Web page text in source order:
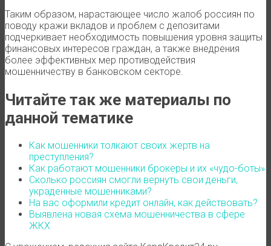
Таким образом, нарастающее число жалоб россиян по
поводу кражи вкладов и проблем с депозитами
подчеркивает необходимость повышения уровня защиты
финансовых интересов граждан, а также внедрения
более эффективных мер противодействия
мошенничеству в банковском секторе.
Читайте так же материалы по
данной тематике
Как мошенники толкают своих жертв на
преступления?
Как работают мошенники брокеры и их «чудо-боты»
Сколько россиян смогли вернуть свои деньги,
украденные мошенниками?
На вас оформили кредит онлайн, как действовать?
Выявлена новая схема мошенничества в сфере
ЖКХ